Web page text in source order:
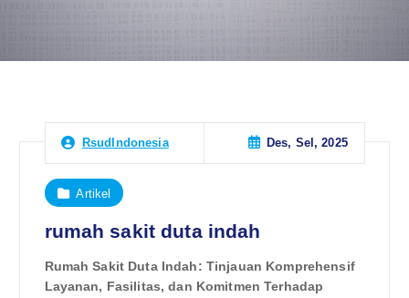
RsudIndonesia Des, Sel, 2025
Artikel
rumah sakit duta indah
Rumah Sakit Duta Indah: Tinjauan Komprehensif
Layanan, Fasilitas, dan Komitmen Terhadap